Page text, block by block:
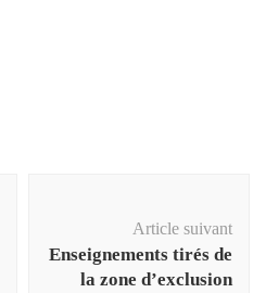
Article suivant
Enseignements tirés de
la zone d’exclusion